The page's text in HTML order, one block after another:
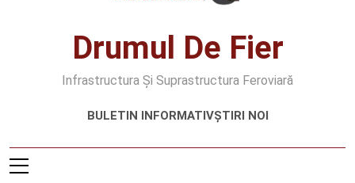
Drumul De Fier
Infrastructura Și Suprastructura Feroviară
BULETIN INFORMATIVȘTIRI NOI